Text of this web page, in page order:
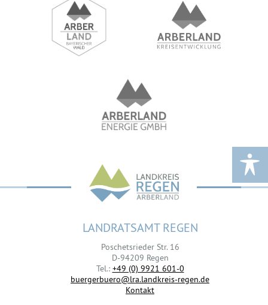
LANDRATSAMT REGEN
Poschetsrieder Str. 16
D-94209 Regen
Tel.: +49 (0) 9921 601-0
buergerbuero@lra.landkreis-regen.de
Kontakt